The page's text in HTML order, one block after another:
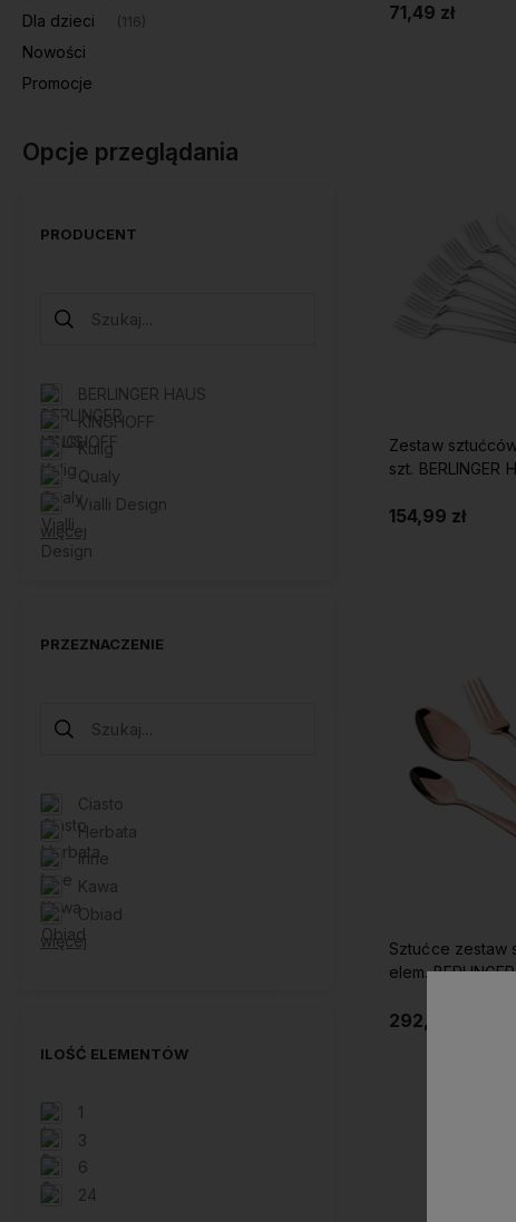
Dla dzieci (116)
Nowości
Promocje
Opcje przeglądania
PRODUCENT
BERLINGER HAUS
KINGHOFF
Kulig
Qualy
Vialli Design
więcej
PRZEZNACZENIE
Ciasto
Herbata
Inne
Kawa
Obiad
więcej
ILOŚĆ ELEMENTÓW
1
3
6
24
71,49 zł
Zestaw
szt. BERLINGER
154,99 zł
Sztućce zestaw
elem.
292,99 zł